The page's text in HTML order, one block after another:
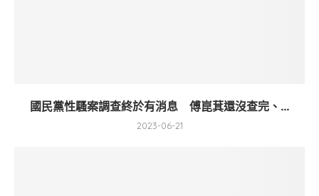
國民黨性騷案調查終於有消息 傅崑萁還沒查完、...
2023-06-21